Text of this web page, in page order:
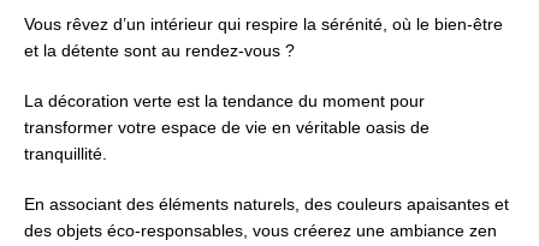
Vous rêvez d’un intérieur qui respire la sérénité, où le bien-être
et la détente sont au rendez-vous ?
La décoration verte est la tendance du moment pour
transformer votre espace de vie en véritable oasis de
tranquillité.
En associant des éléments naturels, des couleurs apaisantes et
des objets éco-responsables, vous créerez une ambiance zen